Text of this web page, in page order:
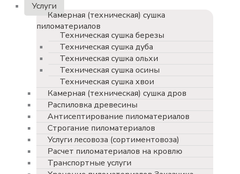
Услуги
Камерная (техническая) сушка
пиломатериалов
Техническая сушка березы
Техническая сушка дуба
Техническая сушка ольхи
Техническая сушка осины
Техническая сушка хвои
Камерная (техническая) сушка дров
Распиловка древесины
Антисептирование пиломатериалов
Строгание пиломатериалов
Услуги лесовоза (сортиментовоза)
Расчет пиломатериалов на кровлю
Транспортные услуги